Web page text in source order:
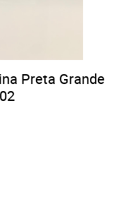
Preta Grande